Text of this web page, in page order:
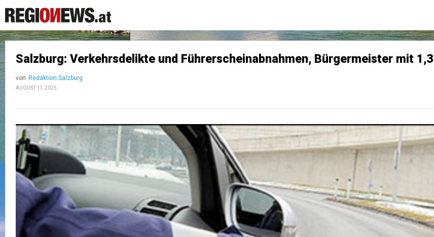
Salzburg: Verkehrsdelikte und Führerscheinabnahmen, Bürgermeister mit
von Redaktion Salzburg
AUGUST 11, 2025